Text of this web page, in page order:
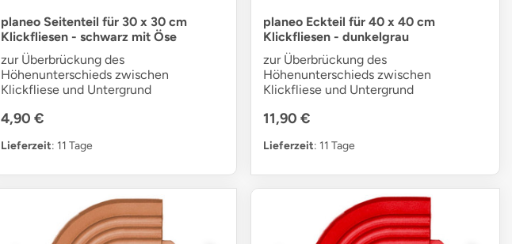
planeo Seitenteil für 30 x 30 cm
Klickfliesen - schwarz mit Öse
zur Überbrückung des
Höhenunterschieds zwischen
Klickfliese und Untergrund
4,90 €
Lieferzeit: 11 Tage
planeo Eckteil für 40 x 40 cm
Klickfliesen - dunkelgrau
zur Überbrückung des
Höhenunterschieds zwischen
Klickfliese und Untergrund
11,90 €
Lieferzeit: 11 Tage